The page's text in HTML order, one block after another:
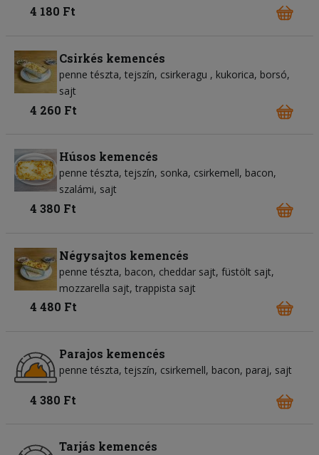
4 180 Ft
Csirkés kemencés
penne tészta tejszín csirkeragu kukorica borsó
sajt
4 260 Ft
Húsos kemencés
penne tészta tejszín sonka csirkemell bacon
szalámi sajt
4 380 Ft
Négysajtos kemencés
penne tészta bacon cheddar sajt füstölt sajt
mozzarella sajt trappista sajt
4 480 Ft
Parajos kemencés
penne tészta tejszín csirkemell bacon paraj sajt
4 380 Ft
Tarjás kemencés